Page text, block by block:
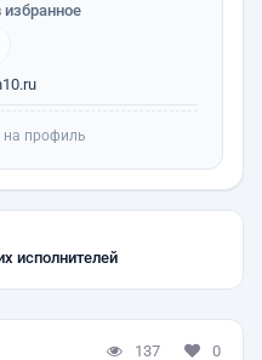
на профиль
исполнителей
137 0